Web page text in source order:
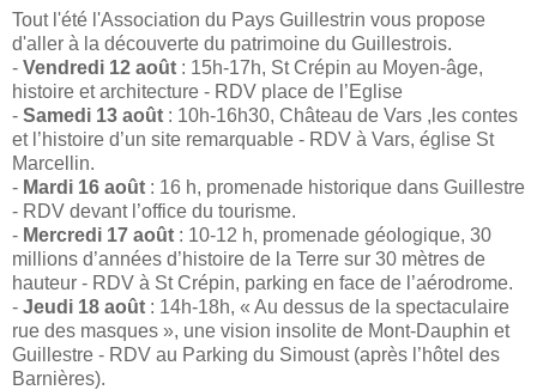
Tout l'été l'Association du Pays Guillestrin vous propose
d'aller à la découverte du patrimoine du Guillestrois.
- Vendredi 12 août : 15h-17h, St Crépin au Moyen-âge,
histoire et architecture - RDV place de l’Eglise
- Samedi 13 août : 10h-16h30, Château de Vars ,les contes
et l’histoire d’un site remarquable - RDV à Vars, église St
Marcellin.
- Mardi 16 août : 16 h, promenade historique dans Guillestre
- RDV devant l’office du tourisme.
- Mercredi 17 août : 10-12 h, promenade géologique, 30
millions d’années d’histoire de la Terre sur 30 mètres de
hauteur - RDV à St Crépin, parking en face de l’aérodrome.
- Jeudi 18 août : 14h-18h, « Au dessus de la spectaculaire
rue des masques », une vision insolite de Mont-Dauphin et
Guillestre - RDV au Parking du Simoust (après l’hôtel des
Barnières).